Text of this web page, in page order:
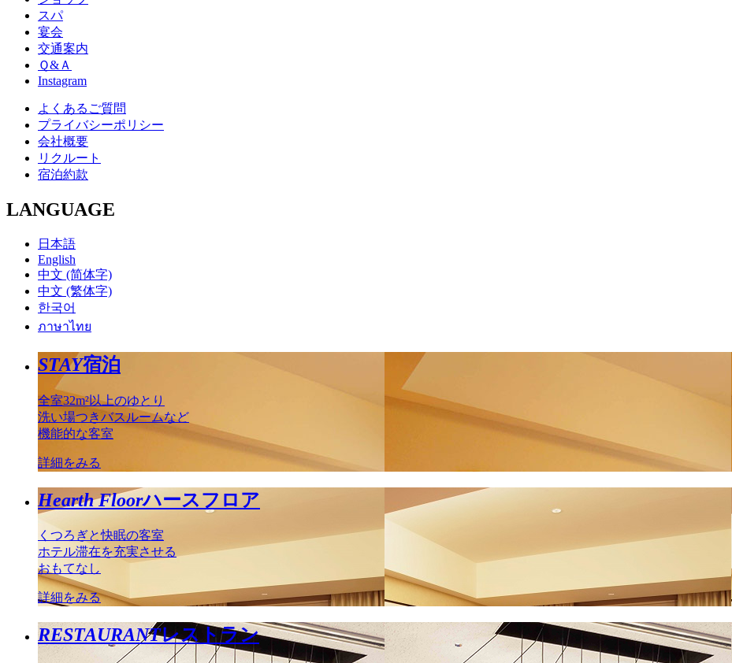
スパ
宴会
交通案内
Ｑ&Ａ
Instagram
よくあるご質問
プライバシーポリシー
会社概要
リクルート
宿泊約款
LANGUAGE
日本語
English
中文 (简体字)
中文 (繁体字)
한국어
ภาษาไทย
STAY宿泊
全室32m²以上のゆとり
洗い場つきバスルームなど
機能的な客室
詳細をみる
Hearth Floorハースフロア
くつろぎと快眠の客室
ホテル滞在を充実させる
おもてなし
詳細をみる
RESTAURANTレストラン